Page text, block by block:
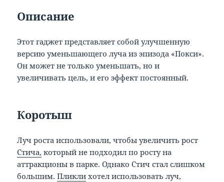
Описание
Этот гаджет представляет собой улучшенную
версию уменьшающего луча из эпизода «Покси».
Он может не только уменьшать, но и
увеличивать цель, и его эффект постоянный.
Коротыш
Луч роста использовали, чтобы увеличить рост
Стича, который не подходил по росту на
аттракционы в парке. Однако Стич стал слишком
большим.Пликли хотел использовать луч,